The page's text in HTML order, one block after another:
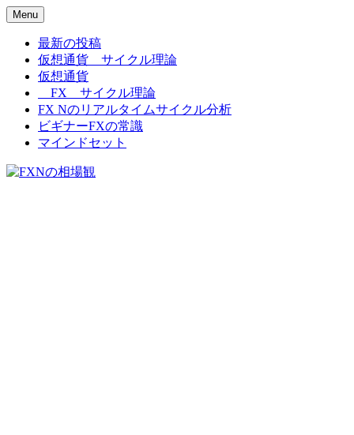
FXNの相場観
Menu
最新の投稿
仮想通貨 サイクル理論
仮想通貨
FX サイクル理論
FX Nのリアルタイムサイクル分析
ビギナーFXの常識
マインドセット